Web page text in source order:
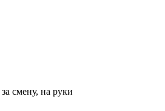
за смену, на руки